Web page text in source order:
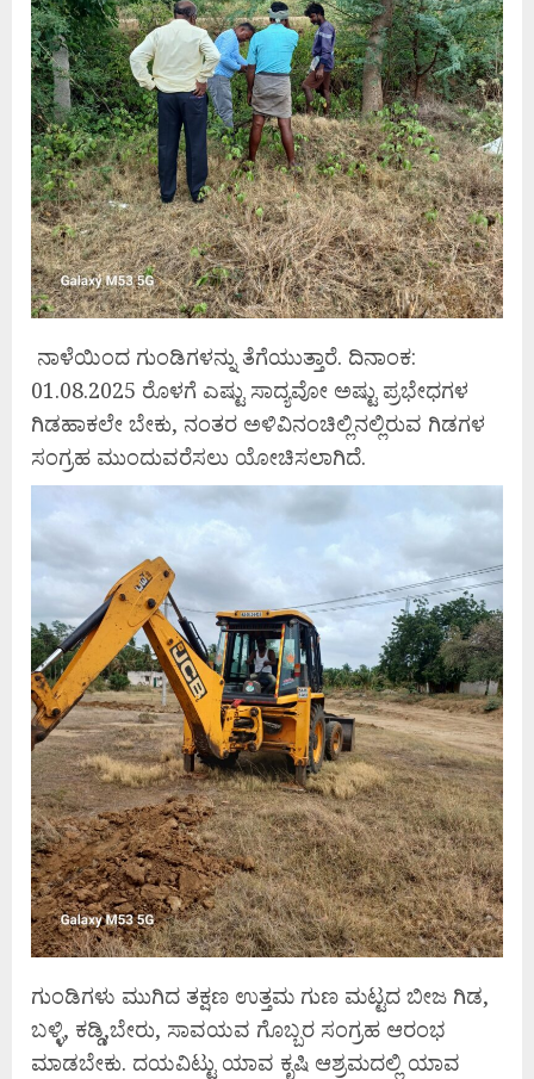
ನಾಳೆಯಿಂದ ಗುಂಡಿಗಳನ್ನು ತೆಗೆಯುತ್ತಾರೆ. ದಿನಾಂಕ:
01.08.2025 ರೊಳಗೆ ಎಷ್ಟು ಸಾದ್ಯವೋ ಅಷ್ಟು ಪ್ರಭೇಧಗಳ
ಗಿಡಹಾಕಲೇ ಬೇಕು, ನಂತರ ಅಳಿವಿನಂಚಿಲ್ಲಿನಲ್ಲಿರುವ ಗಿಡಗಳ
ಸಂಗ್ರಹ ಮುಂದುವರೆಸಲು ಯೋಚಿಸಲಾಗಿದೆ.
ಗುಂಡಿಗಳು ಮುಗಿದ ತಕ್ಷಣ ಉತ್ತಮ ಗುಣ ಮಟ್ಟದ ಬೀಜ ಗಿಡ,
ಬಳ್ಳಿ, ಕಡ್ಡಿ,ಬೇರು, ಸಾವಯವ ಗೊಬ್ಬರ ಸಂಗ್ರಹ ಆರಂಭ
ಮಾಡಬೇಕು. ದಯವಿಟ್ಟು ಯಾವ ಕೃಷಿ ಆಶ್ರಮದಲ್ಲಿ ಯಾವ